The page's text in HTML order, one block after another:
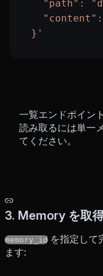
"path":
  }'
一覧エンドポイン
読み取るには単一
てください。
3. Memory を取
memory_id を指定して
ます: